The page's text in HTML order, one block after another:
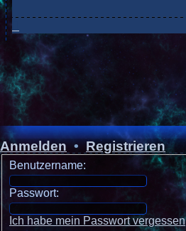
Anmelden•Registrieren
Benutzername:
Passwort:
Ich habe mein Passwort vergessen